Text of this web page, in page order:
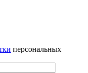
персональных